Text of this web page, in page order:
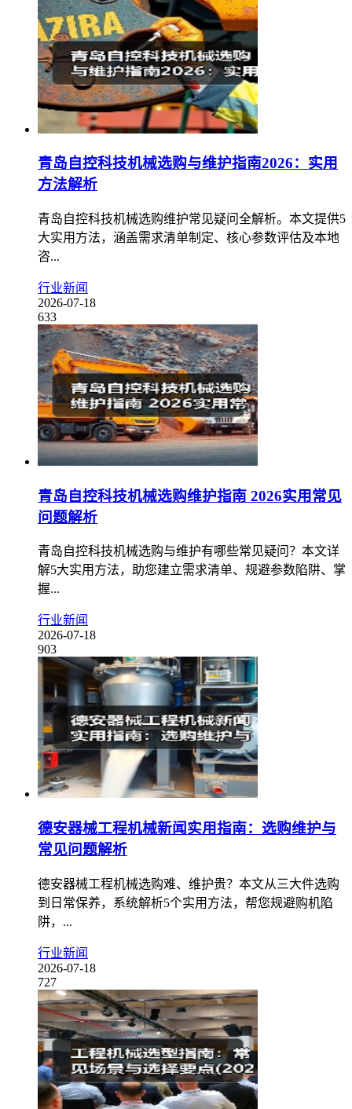
青岛自控科技机械选购与维护指南2026：实用
方法解析
青岛自控科技机械选购维护常见疑问全解析。本文提供5
大实用方法，涵盖需求清单制定、核心参数评估及本地
咨...
行业新闻
2026-07-18
633
青岛自控科技机械选购维护指南 2026实用常见
问题解析
青岛自控科技机械选购与维护有哪些常见疑问？本文详
解5大实用方法，助您建立需求清单、规避参数陷阱、掌
握...
行业新闻
2026-07-18
903
德安器械工程机械新闻实用指南：选购维护与
常见问题解析
德安器械工程机械选购难、维护贵？本文从三大件选购
到日常保养，系统解析5个实用方法，帮您规避购机陷
阱，...
行业新闻
2026-07-18
727